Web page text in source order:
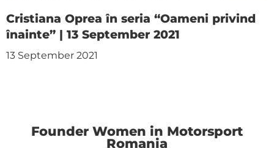
Cristiana Oprea în seria “Oameni privind
înainte” | 13 September 2021
13 September 2021
Founder Women in Motorsport
Romania